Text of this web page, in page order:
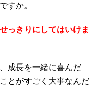
すか。
っきりにしてはいけま
成長を一緒に喜んだ
とがすごく大事なんだ